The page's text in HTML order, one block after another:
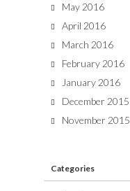
May 2016
April 2016
March 2016
February 2016
January 2016
December 2015
November 2015
Categories